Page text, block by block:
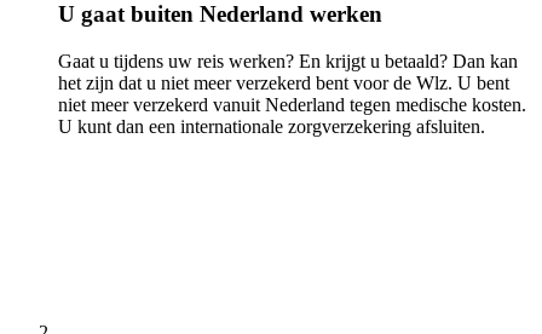
U gaat buiten Nederland werken
Gaat u tijdens uw reis werken? En krijgt u betaald? Dan kan
het zijn dat u niet meer verzekerd bent voor de Wlz. U bent
niet meer verzekerd vanuit Nederland tegen medische kosten.
U kunt dan een internationale zorgverzekering afsluiten.